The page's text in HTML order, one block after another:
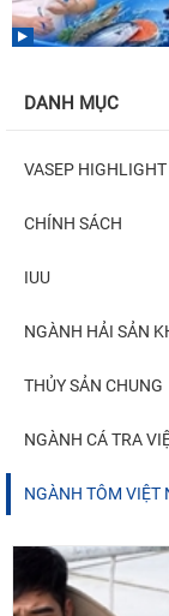
DANH MỤC
VASEP
CHÍNH SÁCH
IUU
NGÀNH HẢI SẢN
THỦY SẢN CHUNG
NGÀNH CÁ TRA
NGÀNH TÔM VIỆT